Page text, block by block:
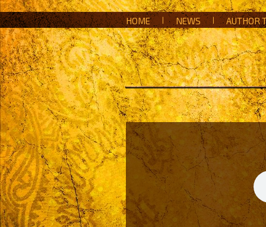
HOME | NEWS | AUTHOR